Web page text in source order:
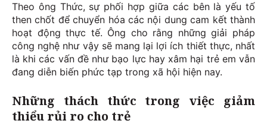
Theo ông Thức, sự phối hợp giữa các bên là yếu tố
then chốt để chuyển hóa các nội dung cam kết thành
hoạt động thực tế. Ông cho rằng những giải pháp
công nghệ như vậy sẽ mang lại lợi ích thiết thực, nhất
là khi các vấn đề như bạo lực hay xâm hại trẻ em vẫn
đang diễn biến phức tạp trong xã hội hiện nay.
Những thách thức trong việc giảm
thiểu rủi ro cho trẻ